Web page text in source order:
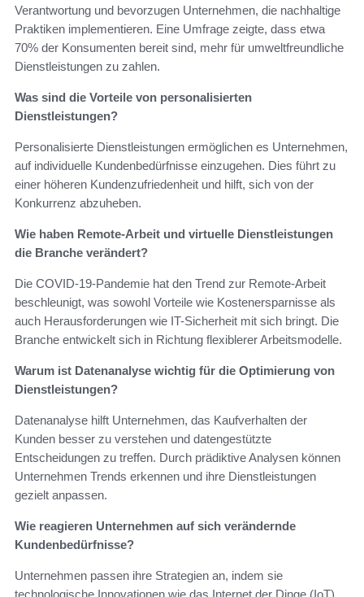
Verantwortung und bevorzugen Unternehmen, die nachhaltige
Praktiken implementieren. Eine Umfrage zeigte, dass etwa
70% der Konsumenten bereit sind, mehr für umweltfreundliche
Dienstleistungen zu zahlen.
Was sind die Vorteile von personalisierten
Dienstleistungen?
Personalisierte Dienstleistungen ermöglichen es Unternehmen,
auf individuelle Kundenbedürfnisse einzugehen. Dies führt zu
einer höheren Kundenzufriedenheit und hilft, sich von der
Konkurrenz abzuheben.
Wie haben Remote-Arbeit und virtuelle Dienstleistungen
die Branche verändert?
Die COVID-19-Pandemie hat den Trend zur Remote-Arbeit
beschleunigt, was sowohl Vorteile wie Kostenersparnisse als
auch Herausforderungen wie IT-Sicherheit mit sich bringt. Die
Branche entwickelt sich in Richtung flexiblerer Arbeitsmodelle.
Warum ist Datenanalyse wichtig für die Optimierung von
Dienstleistungen?
Datenanalyse hilft Unternehmen, das Kaufverhalten der
Kunden besser zu verstehen und datengestützte
Entscheidungen zu treffen. Durch prädiktive Analysen können
Unternehmen Trends erkennen und ihre Dienstleistungen
gezielt anpassen.
Wie reagieren Unternehmen auf sich verändernde
Kundenbedürfnisse?
Unternehmen passen ihre Strategien an, indem sie